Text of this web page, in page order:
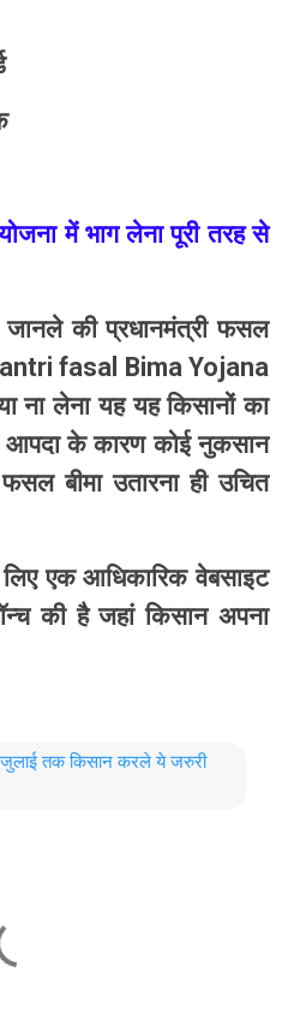
में भाग लेना पूरी तरह से
की प्रधानमंत्री फसल
fasal Bima Yojana
ना लेना यह यह किसानों का
आपदा के कारण कोई नुकसान
बीमा उतारना ही उचित
एक आधिकारिक वेबसाइट
की है जहां किसान अपना
तक किसान करले ये जरुरी